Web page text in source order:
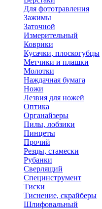
Для фототравления
Зажимы
Заточной
Измерительный
Коврики
Кусачки, плоскогубцы
Метчики и плашки
Молотки
Наждачная бумага
Ножи
Лезвия для ножей
Оптика
Органайзеры
Пилы, лобзики
Пинцеты
Прочий
Резцы, стамески
Рубанки
Сверлящий
Специнструмент
Тиски
Тиснение, скрайберы
Шлифовальный